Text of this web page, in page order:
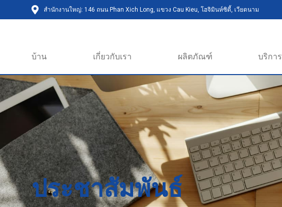
สำนักงานใหญ่: 146 ถนน Phan Xich Long, แขวง Cau Kieu, โฮจิมินห์ซิตี้, เวียดนาม
บ้าน เกี่ยวกับเรา ผลิตภัณฑ์ บริการ
ประชาสัมพันธ์